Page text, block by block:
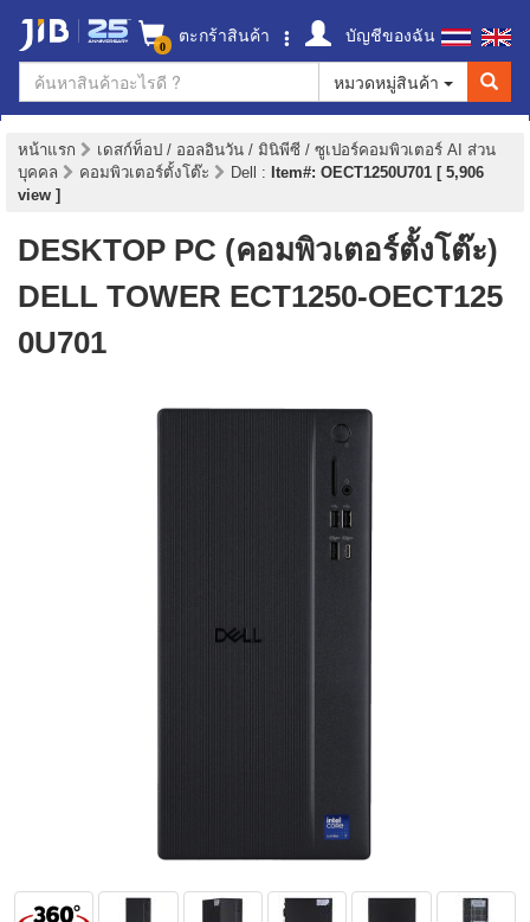
0 ตะกร้าสินค้า
บัญชีของฉัน
หมวดหมู่สินค้า
หน้าแรก
เดสก์ท็อป / ออลอินวัน / มินิพีซี / ซูเปอร์คอมพิวเตอร์ AI ส่วน
บุคคล
คอมพิวเตอร์ตั้งโต๊ะ Dell : Item#: OECT1250U701 [ 5,906
view ]
DESKTOP PC (คอมพิวเตอร์ตั้งโต๊ะ)
DELL TOWER ECT1250-OECT125
0U701